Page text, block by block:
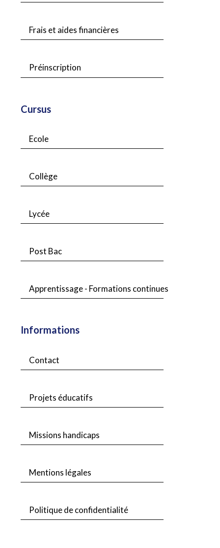
Frais et aides financières
Préinscription
Cursus
Ecole
Collège
Lycée
Post Bac
Apprentissage - Formations continues
Informations
Contact
Projets éducatifs
Missions handicaps
Mentions légales
Politique de confidentialité